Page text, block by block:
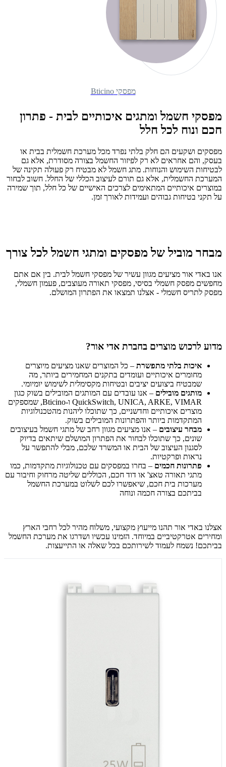
מפסקי Bticino
מפסקי חשמל ומתגים איכותיים לבית - פתרון
חכם ונוח לכל חלל
מפסקים ושקעים הם חלק בלתי נפרד מכל מערכת חשמלית בבית או
בעסק, והם אחראים לא רק לפיזור החשמל בצורה מסודרת, אלא גם
לבטיחות השימוש והנוחות. מתג חשמל לא מבטיח רק פעולה תקינה של
המערכת החשמלית, אלא גם תורם לעיצוב הכללי של החלל. חשוב לבחור
במוצרים איכותיים המתאימים לצרכים האישיים של כל חלל, תוך שמירה
על תקני בטיחות גבוהים ועמידות לאורך זמן.
מבחר מוביל של מפסקים ומתגי חשמל לכל צורך
אנו באדי אור מציעים מגוון עשיר של מפסקי חשמל לבית. בין אם אתם
מחפשים מפסק חשמלי בסיסי, מפסקי תאורה מעוצבים, פעמון חשמלי,
מפסק לתריס חשמלי - אצלנו תמצאו את הפתרון המושלם.
מדוע לרכוש מוצרים בחברת אדי אור?
איכות בלתי מתפשרת – כל המוצרים שאנו מציעים מיוצרים
מחומרים איכותיים ועומדים בתקנים המחמירים ביותר, מה
שמבטיח ביצועים יציבים ובטיחות מקסימלית לשימוש יומיומי.
מותגים מובילים – אנו עובדים עם המותגים המובילים בשוק כגון
QuickSwitch, UNICA, ARKE, VIMAR ו-Bticino, שמספקים
מוצרים איכותיים וחדשניים, כך שתוכלו ליהנות מהטכנולוגיות
המתקדמות ביותר והפתרונות המובילים בשוק.
מבחר עיצובים – אנו מציעים מגוון רחב של מתגי חשמל בעיצובים
שונים, כך שתוכלו לבחור את הפתרון המושלם שיתאים בדיוק
לסגנון העיצוב של הבית או המשרד שלכם, מבלי להתפשר על
נראות ופרקטיות.
פתרונות חכמים – בחרו במפסקים עם טכנולוגיות מתקדמות, כמו
מתגי תאורה טאצ' או דוד חכם, הכוללים שליטה מרחוק וחיבור עם
מערכות בית חכם, שיאפשרו לכם לשלוט במערכת החשמל
בביתכם בצורה חכמה ונוחה
אצלנו באדי אור תהנו מייעוץ מקצועי, משלוח מהיר לכל רחבי הארץ
ומחירים אטרקטיביים במיוחד. הזמינו עכשיו ושדרגו את מערכת החשמל
בביתכם! נשמח לעמוד לשירותכם בכל שאלה או התייעצות.